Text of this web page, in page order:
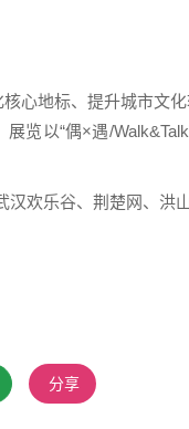
地标、提升城市文化
览以“偶×遇/
欢乐谷、荆楚网、洪
分享